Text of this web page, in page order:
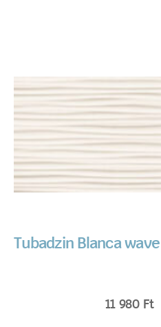
Tubadzin Blanca
11 980 Ft